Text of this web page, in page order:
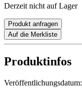
Derzeit nicht auf Lager
Produkt anfragen
Auf die Merkliste
Produktinfos
Veröffentlichungsdatum: